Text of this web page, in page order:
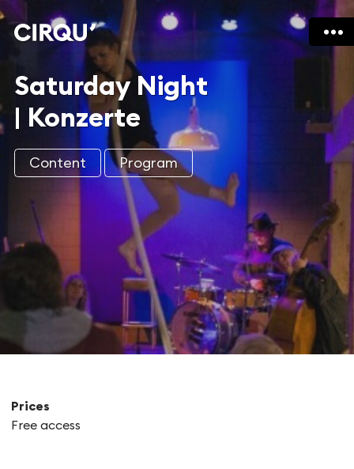
Saturday Night
| Konzerte
Content Program
Prices
Free access